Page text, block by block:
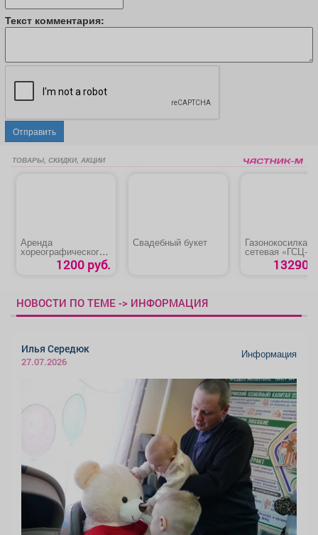
Текст комментария:
Отправить
ТОВАРЫ, СКИДКИ, АКЦИИ
Аренда
хореографического
зала 1200 руб.
Свадебный букет Газонокосилка
сетевая «ГСЦ-
13290
НОВОСТИ ПО ТЕМЕ -> ИНФОРМАЦИЯ
Илья Середюк
27.07.2026
Информация